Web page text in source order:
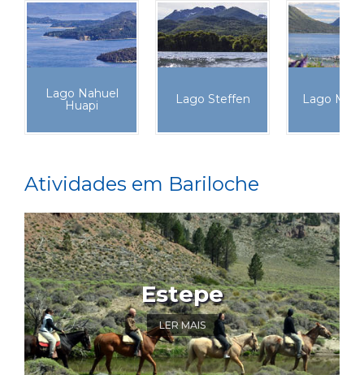
Lago Nahuel
Huapi
Lago Steffen Lago
Atividades em Bariloche
Estepe
LER MAIS